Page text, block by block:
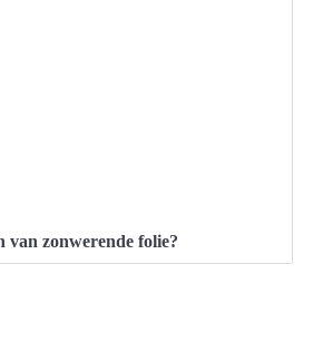
van zonwerende folie?